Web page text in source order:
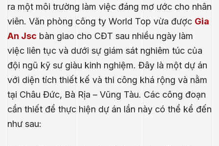
ra một môi trường làm việc đáng mơ ước cho nhân
viên. Văn phòng công ty World Top vừa được Gia
An Jsc bàn giao cho CĐT sau nhiều ngày làm
việc liên tục và dưới sự giám sát nghiêm túc của
đội ngũ kỹ sư giàu kinh nghiệm. Đây là một dự án
với diện tích thiết kế và thi công khá rộng và nằm
tại Châu Đức, Bà Rịa – Vũng Tàu. Các công đoạn
cần thiết để thực hiện dự án lần này có thể kể đến
như sau: